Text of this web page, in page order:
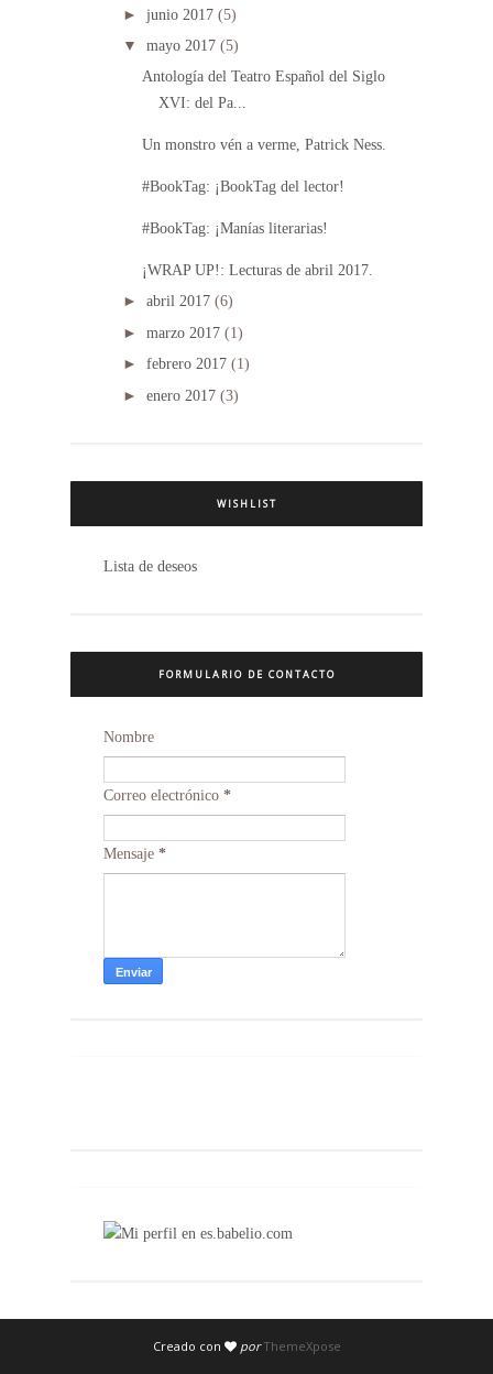
► junio 2017 (5)
▼ mayo 2017 (5)
Antología del Teatro Español del Siglo
XVI: del Pa...
Un monstro vén a verme, Patrick Ness.
#BookTag: ¡BookTag del lector!
#BookTag: ¡Manías literarias!
¡WRAP UP!: Lecturas de abril 2017.
► abril 2017 (6)
► marzo 2017 (1)
► febrero 2017 (1)
► enero 2017 (3)
WISHLIST
Lista de deseos
FORMULARIO DE CONTACTO
Nombre
Correo electrónico *
Mensaje *
Creado con por ThemeXpose